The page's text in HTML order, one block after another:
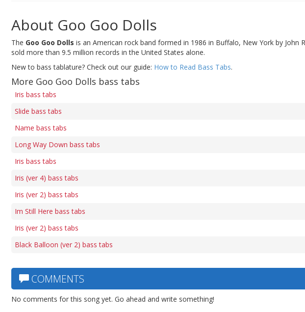
About Goo Goo Dolls
The Goo Goo Dolls is an American rock band formed in 1986 in Buffalo, New York by John
sold more than 9.5 million records in the United States alone.
New to bass tablature? Check out our guide: How to Read Bass Tabs.
More Goo Goo Dolls bass tabs
Iris bass tabs
Slide bass tabs
Name bass tabs
Long Way Down bass tabs
Iris bass tabs
Iris (ver 4) bass tabs
Iris (ver 2) bass tabs
Im Still Here bass tabs
Iris (ver 2) bass tabs
Black Balloon (ver 2) bass tabs
COMMENTS
No comments for this song yet. Go ahead and write something!